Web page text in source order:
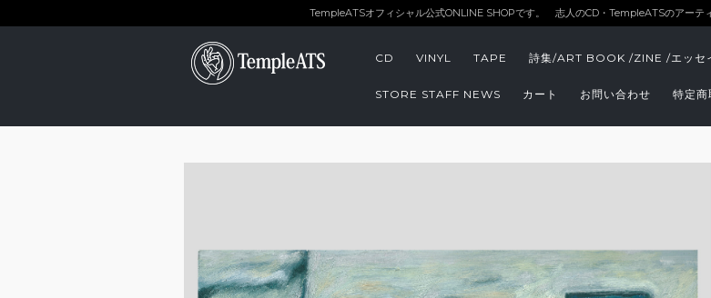
TempleATSオフィシャル公式ONLINE SHOPです。 志人のCD・TempleATSのアーテ
CD VINYL TAPE 詩集/ART BOOK /ZINE /エッセ
STORE STAFF NEWS カート お問い合わせ 特定商